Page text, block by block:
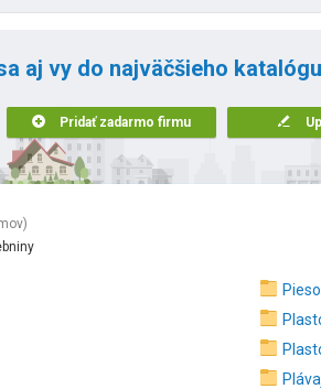
aj vy do najväčšieho
Pridať zadarmo firmu